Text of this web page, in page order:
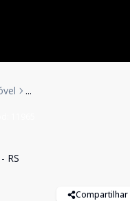
...
RS
Compartilhar